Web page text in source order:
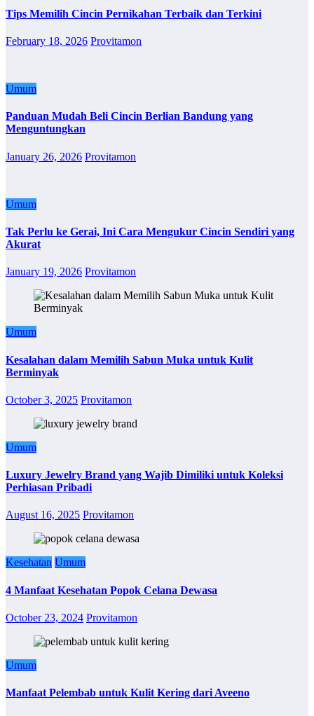
Tips Memilih Cincin Pernikahan Terbaik dan Terkini
February 18, 2026 Provitamon
Umum
Panduan Mudah Beli Cincin Berlian Bandung yang
Menguntungkan
January 26, 2026 Provitamon
Umum
Tak Perlu ke Gerai, Ini Cara Mengukur Cincin Sendiri yang
Akurat
January 19, 2026 Provitamon
Umum
Kesalahan dalam Memilih Sabun Muka untuk Kulit
Berminyak
October 3, 2025 Provitamon
Umum
Luxury Jewelry Brand yang Wajib Dimiliki untuk Koleksi
Perhiasan Pribadi
August 16, 2025 Provitamon
Kesehatan Umum
4 Manfaat Kesehatan Popok Celana Dewasa
October 23, 2024 Provitamon
Umum
Manfaat Pelembab untuk Kulit Kering dari Aveeno